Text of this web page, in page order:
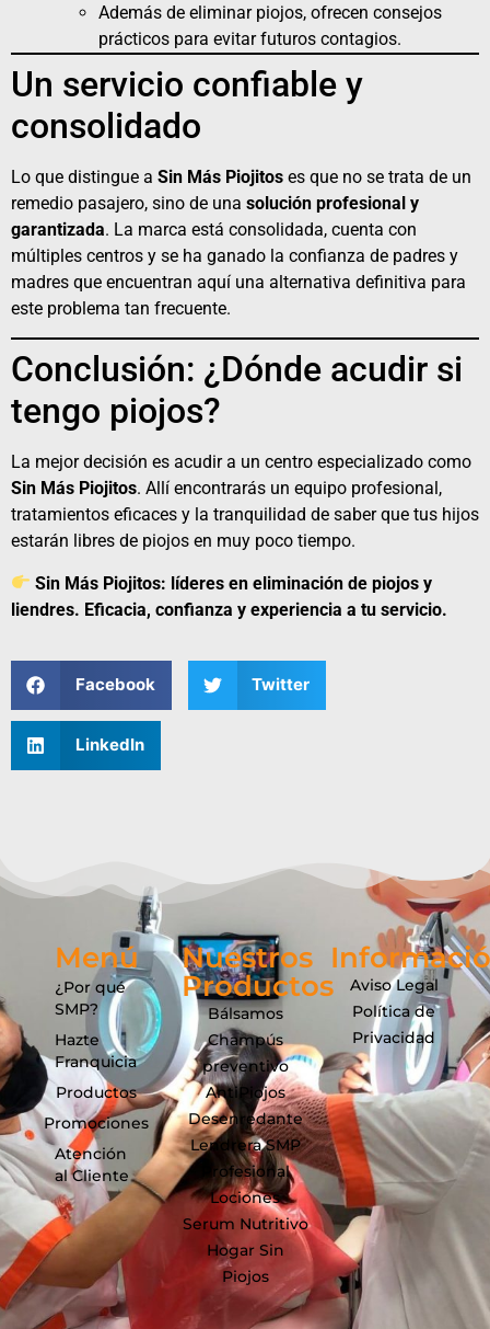
Además de eliminar piojos, ofrecen consejos
prácticos para evitar futuros contagios.
Un servicio confiable y
consolidado
Lo que distingue a Sin Más Piojitos es que no se trata de un
remedio pasajero, sino de una solución profesional y
garantizada. La marca está consolidada, cuenta con
múltiples centros y se ha ganado la confianza de padres y
madres que encuentran aquí una alternativa definitiva para
este problema tan frecuente.
Conclusión: ¿Dónde acudir si
tengo piojos?
La mejor decisión es acudir a un centro especializado como
Sin Más Piojitos. Allí encontrarás un equipo profesional,
tratamientos eficaces y la tranquilidad de saber que tus hijos
estarán libres de piojos en muy poco tiempo.
Sin Más Piojitos: líderes en eliminación de piojos y
liendres. Eficacia, confianza y experiencia a tu servicio.
Facebook Twitter
LinkedIn
Menú
¿Por qué
SMP?
Hazte
Franquicia
Productos
Promociones
Atención
al Cliente
Nuestros
Productos
Bálsamos
Champús
preventivo
AntiPiojos
Desenredante
Lendrera SMP
Profesional
Lociones
Serum Nutritivo
Hogar Sin
Piojos
Aviso Legal
Política de
Privacidad